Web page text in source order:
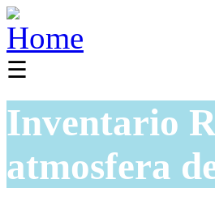
☰
Inventario
atmosfera